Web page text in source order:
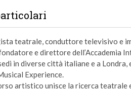
teatrale, conduttore televisivo e
e direttore dell’Accademia
in diverse città italiane e a
Experience.
artistico unisce la ricerca